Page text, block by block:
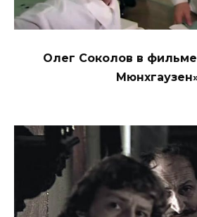
Олег Соколов в